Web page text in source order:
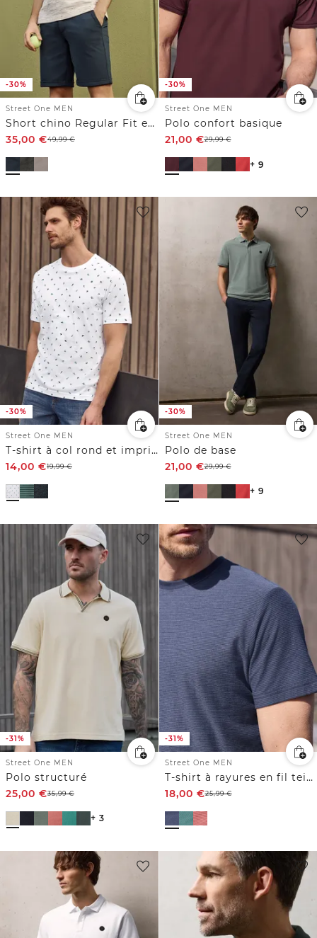
-30%
Street One MEN
Short chino Regular Fit en jersey
35,00 €49,99€
-30%
Street One MEN
Polo confort basique
21,00 €29,99€
+ 9
-30%
Street One MEN
T-shirt à col rond et imprimé allover
14,00 €19,99€
-30%
Street One MEN
Polo de base
21,00 €29,99€
+ 9
-31%
Street One MEN
Polo structuré
25,00 €35,99€
+ 3
-31%
Street One MEN
T-shirt à rayures en fil teint
18,00 €25,99€